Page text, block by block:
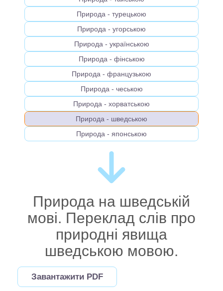
Природа - турецькою
Природа - угорською
Природа - українською
Природа - фінською
Природа - французькою
Природа - чеською
Природа - хорватською
Природа - шведською
Природа - японською
Природа на шведській
мові. Переклад слів про
природні явища
шведською мовою.
Завантажити PDF